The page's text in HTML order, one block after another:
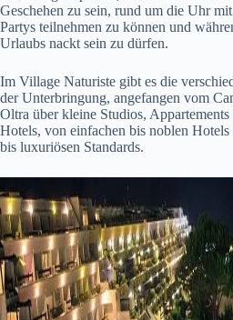
Geschehen zu sein, rund um die Uhr
Partys teilnehmen zu können und
Urlaubs nackt sein zu dürfen.
Im Village Naturiste gibt es die
der Unterbringung, angefangen vom
Oltra über kleine Studios,
Hotels, von einfachen bis noblen
bis luxuriösen Standards.